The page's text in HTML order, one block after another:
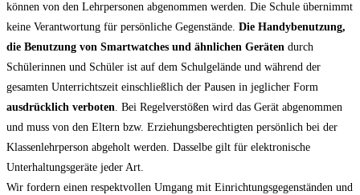
können von den Lehrpersonen abgenommen werden. Die Schule übernimmt
keine Verantwortung für persönliche Gegenstände. Die Handybenutzung,
die Benutzung von Smartwatches und ähnlichen Geräten durch
Schülerinnen und Schüler ist auf dem Schulgelände und während der
gesamten Unterrichtszeit einschließlich der Pausen in jeglicher Form
ausdrücklich verboten. Bei Regelverstößen wird das Gerät abgenommen
und muss von den Eltern bzw. Erziehungsberechtigten persönlich bei der
Klassenlehrperson abgeholt werden. Dasselbe gilt für elektronische
Unterhaltungsgeräte jeder Art.
Wir fordern einen respektvollen Umgang mit Einrichtungsgegenständen und